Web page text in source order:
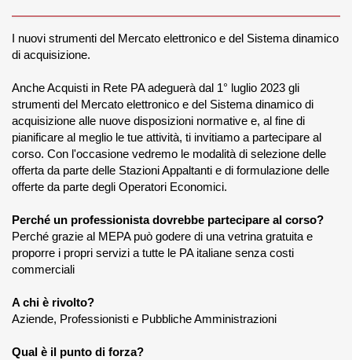
I nuovi strumenti del Mercato elettronico e del Sistema dinamico
di acquisizione.
Anche Acquisti in Rete PA adeguerà dal 1° luglio 2023 gli
strumenti del Mercato elettronico e del Sistema dinamico di
acquisizione alle nuove disposizioni normative e, al fine di
pianificare al meglio le tue attività, ti invitiamo a partecipare al
corso. Con l'occasione vedremo le modalità di selezione delle
offerta da parte delle Stazioni Appaltanti e di formulazione delle
offerte da parte degli Operatori Economici.
Perché un professionista dovrebbe partecipare al corso?
Perché grazie al MEPA può godere di una vetrina gratuita e
proporre i propri servizi a tutte le PA italiane senza costi
commerciali
A chi è rivolto?
Aziende, Professionisti e Pubbliche Amministrazioni
Qual è il punto di forza?